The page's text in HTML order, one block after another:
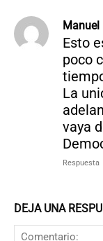
Manuel
Esto
poco
La
vaya
Respuesta
DEJA UNA